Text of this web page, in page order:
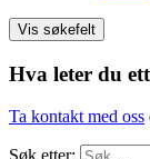
Vis søkefelt
Hva leter du
Ta kontakt med oss